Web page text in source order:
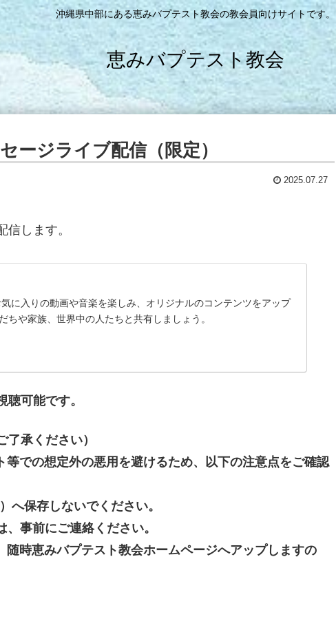
沖縄県中部にある恵みバプテスト教会の教会員向けサイトです。
恵みバプテスト教会
ージライブ配信（限定）
2025.07.27
します。
に入りの動画や音楽を楽しみ、オリジナルのコンテンツをアップ
ちや家族、世界中の人たちと共有しましょう。
可能です。
了承ください）
等での想定外の悪用を避けるため、以下の注意点をご確認
へ保存しないでください。
事前にご連絡ください。
随時恵みバプテスト教会ホームページへアップしますの